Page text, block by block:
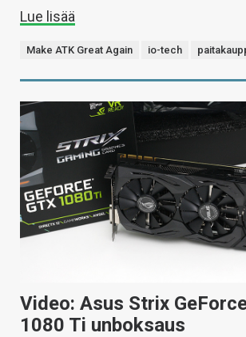
Lue lisää
Make ATK Great Again io-tech
Video: Asus Strix
1080 Ti unboksaus